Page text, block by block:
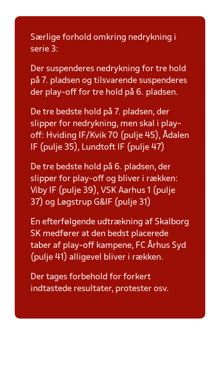
Særlige forhold omkring nedrykning i
serie 3:
Der suspenderes nedrykning for tre hold
på 7. pladsen og tilsvarende suspenderes
der play-off for tre hold på 6. pladsen.
De tre bedste hold på 7. pladsen, der
slipper for nedrykning, men skal i play-
off: Hviding IF/Kvik 70 (pulje 45), Ådalen
IF (pulje 35), Lundtoft IF (pulje 47)
De tre bedste hold på 6. pladsen, der
slipper for play-off og bliver i rækken:
Viby IF (pulje 39), VSK Aarhus 1 (pulje
37) og Løgstrup G&IF (pulje 31)
En efterfølgende udtrækning af Skalborg
SK medfører at den bedst placerede
taber af play-off kampene, FC Århus Syd
(pulje 41) alligevel bliver i rækken.
Der tages forbehold for forkert
indtastede resultater, protester osv.